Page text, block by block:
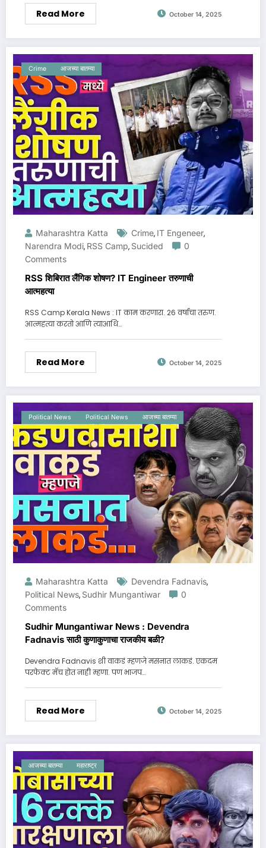
Read More October 14, 2025
Crime आजच्या बातम्या
Maharashtra Katta Crime, IT Engeneer,
Narendra Modi, RSS Camp, Sucided
0
Comments
RSS शिबिरात लैंगिक शोषण? IT Engineer तरुणाची
आत्महत्या
RSS Camp Kerala News : IT काम करणारा. 26 वर्षाचा तरुण.
आत्महत्या करतो आणि त्याआधि…
Read More October 14, 2025
Political News Political News आजच्या बातम्या
Maharashtra Katta Devendra Fadnavis,
Political News, Sudhir Mungantiwar
0
Comments
Sudhir Mungantiwar News : Devendra
Fadnavis साठी कुणाकुणाचा राजकीय बळी?
Devendra Fadnavis शी वाकडं म्हणजे मसनात लाकडं. एकदम
परफेक्ट मॅच होत नाही म्हणा. पण भाजप…
Read More October 14, 2025
आजच्या बातम्या महाराष्ट्र